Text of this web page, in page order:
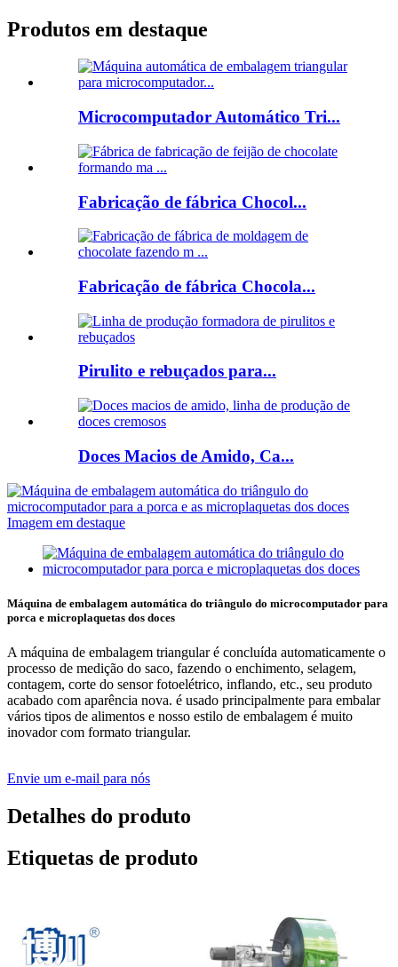
Produtos em destaque
Microcomputador Automático Tri...
Fabricação de fábrica Chocol...
Fabricação de fábrica Chocola...
Pirulito e rebuçados para...
Doces Macios de Amido, Ca...
Máquina de embalagem automática do triângulo do microcomputador para
porca e microplaquetas dos doces
A máquina de embalagem triangular é concluída automaticamente o
processo de medição do saco, fazendo o enchimento, selagem,
contagem, corte do sensor fotoelétrico, inflando, etc., seu produto
acabado com aparência nova. é usado principalmente para embalar
vários tipos de alimentos e nosso estilo de embalagem é muito
inovador com formato triangular.
Envie um e-mail para nós
Detalhes do produto
Etiquetas de produto